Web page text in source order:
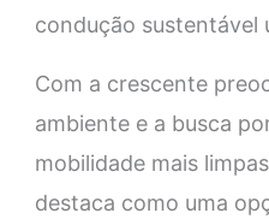
condução sustentável
Com a crescente
ambiente e a busca
mobilidade mais
destaca como uma